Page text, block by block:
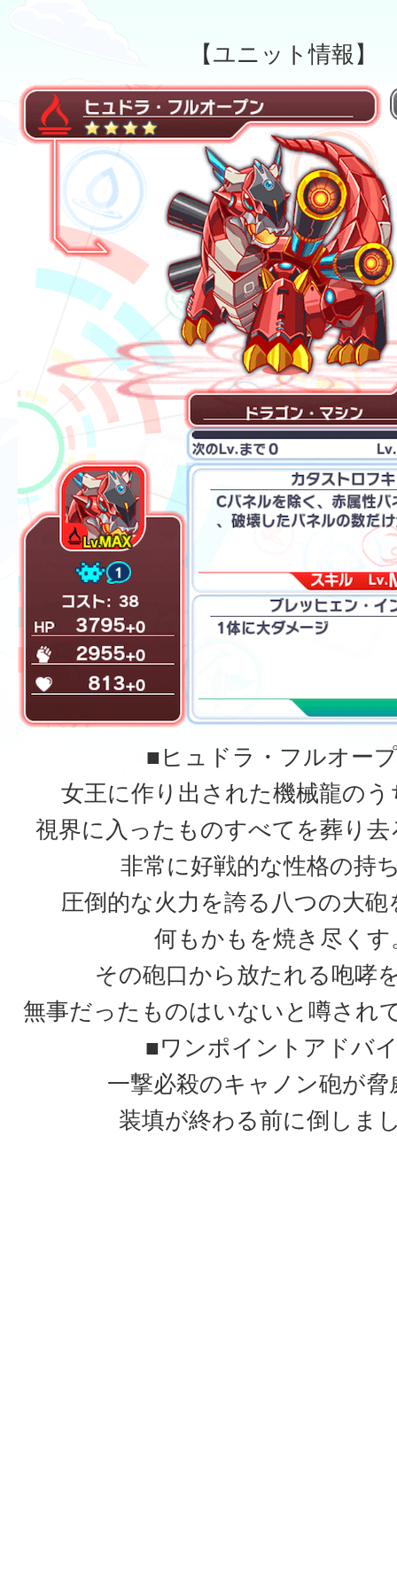
【ユニット情報】
■ヒュドラ・フルオー
女王に作り出された機械龍のう
視界に入ったものすべてを葬り
非常に好戦的な性格の持
圧倒的な火力を誇る八つの大砲
何もかもを焼き尽くす
その砲口から放たれる咆哮
無事だったものはいないと噂され
■ワンポイントアドバ
一撃必殺のキャノン砲が脅
装填が終わる前に倒しま